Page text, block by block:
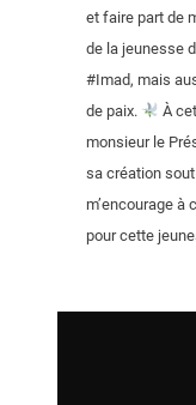
et faire part de
de la jeunesse
#Imad, mais
de paix.
À
monsieur le
sa création
m’encourage à
pour cette